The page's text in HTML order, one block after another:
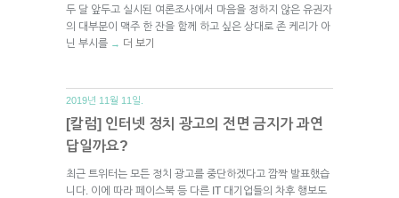
두 달 앞두고 실시된 여론조사에서 마음을 정하지 않은 유권자
의 대부분이 맥주 한 잔을 함께 하고 싶은 상대로 존 케리가 아
닌 부시를 → 더 보기
2019년 11월 11일.
[칼럼] 인터넷 정치 광고의 전면 금지가 과연
답일까요?
최근 트위터는 모든 정치 광고를 중단하겠다고 깜짝 발표했습
니다. 이에 따라 페이스북 등 다른 IT 대기업들의 차후 행보도